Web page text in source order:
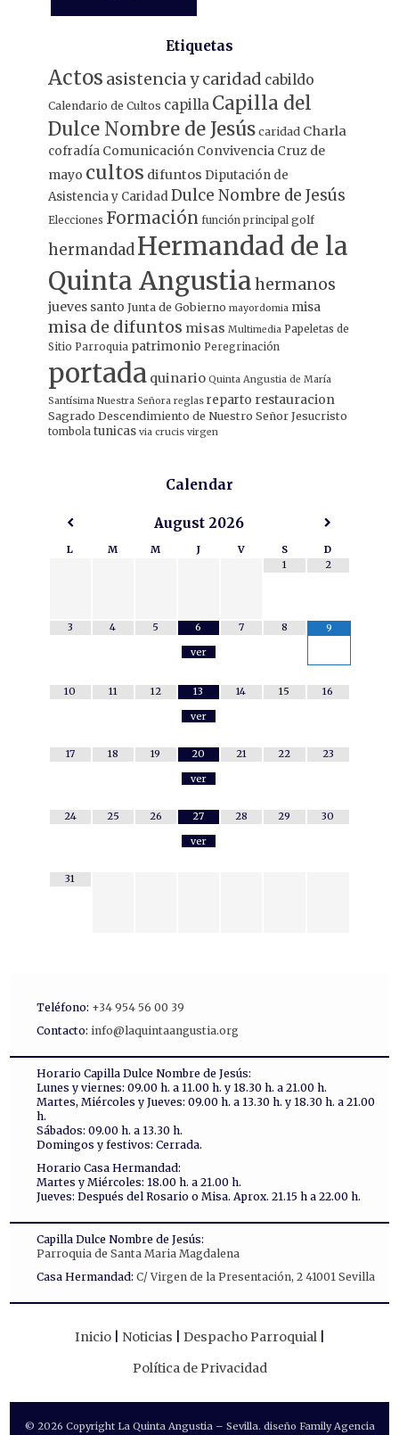
Etiquetas
Actos asistencia y caridad cabildo
Calendario de Cultos capilla Capilla del
Dulce Nombre de Jesús caridad Charla
cofradía Comunicación Convivencia Cruz de
mayo cultos difuntos Diputación de
Asistencia y CaridadDulce Nombre de Jesús
Elecciones Formación función principal golf
hermandad Hermandad de la
Quinta Angustiahermanos
jueves santo Junta de Gobierno mayordomia misa
misa de difuntos misas Multimedia Papeletas de
Sitio Parroquia patrimonio Peregrinación
portada quinario Quinta Angustia de María
Santísima Nuestra Señora reglas reparto restauracion
Sagrado Descendimiento de Nuestro Señor Jesucristo
tombola tunicas via crucis virgen
Calendar
August 2026
L M M J V S
D
1
2
3 4 5
6
ver
7 8 9
10 11 12
13
ver
14 15 16
17 18 19
20
ver
21 22 23
24 25 26
27
ver
28 29 30
31
Teléfono: +34 954 56 00 39
Contacto: info@laquintaangustia.org
Horario Capilla Dulce Nombre de Jesús:
Lunes y viernes: 09.00 h. a 11.00 h. y 18.30 h. a 21.00 h.
Martes, Miércoles y Jueves: 09.00 h. a 13.30 h. y 18.30 h. a 21.00
h.
Sábados: 09.00 h. a 13.30 h.
Domingos y festivos: Cerrada.
Horario Casa Hermandad:
Martes y Miércoles: 18.00 h. a 21.00 h.
Jueves: Después del Rosario o Misa. Aprox. 21.15 h a 22.00 h.
Capilla Dulce Nombre de Jesús:
Parroquia de Santa Maria Magdalena
Casa Hermandad: C/ Virgen de la Presentación, 2 41001 Sevilla
Inicio Noticias
Despacho Parroquial
Política de Privacidad
© 2026 Copyright La Quinta Angustia – Sevilla. diseño Family Agencia